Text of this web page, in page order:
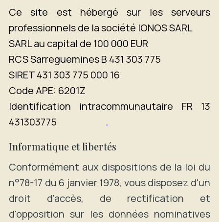
Ce site est hébergé sur les serveurs
professionnels de la société IONOS SARL
SARL au capital de 100 000 EUR
RCS Sarreguemines B 431 303 775
SIRET 431 303 775 000 16
Code APE: 6201Z
Identification intracommunautaire FR 13
431303775
.
Informatique et libertés
Conformément aux dispositions de la loi du
n°78-17 du 6 janvier 1978, vous disposez d'un
droit d'accès, de rectification et
d'opposition sur les données nominatives